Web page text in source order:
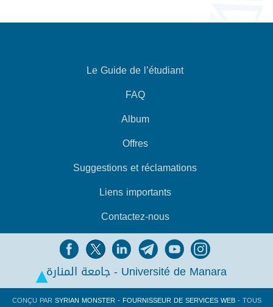
Le Guide de l’étudiant
FAQ
Album
Offres
Suggestions et réclamations
Liens importants
Contactez-nous
جامعة المنارة - Université de Manara
CONÇU PARSYRIAN MONSTER - FOURNISSEUR DE SERVICES WEB- TOUS